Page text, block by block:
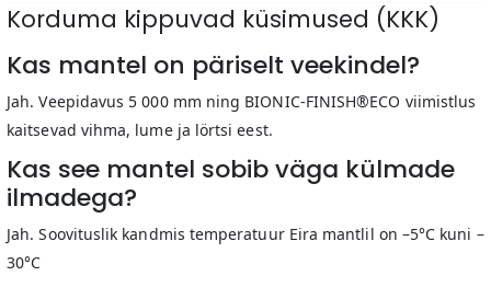
Korduma kippuvad küsimused (KKK)
Kas mantel on päriselt veekindel?
Jah. Veepidavus 5 000 mm ning BIONIC-FINISH®ECO viimistlus
kaitsevad vihma, lume ja lörtsi eest.
Kas see mantel sobib väga külmade
ilmadega?
Jah. Soovituslik kandmis temperatuur Eira mantlil on –5°C kuni –
30°C